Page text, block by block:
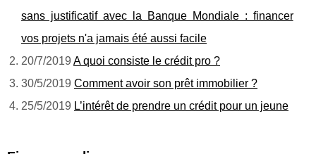
sans justificatif avec la Banque Mondiale : financer
vos projets n'a jamais été aussi facile
20/7/2019 A quoi consiste le crédit pro ?
30/5/2019 Comment avoir son prêt immobilier ?
25/5/2019 L’intérêt de prendre un crédit pour un jeune